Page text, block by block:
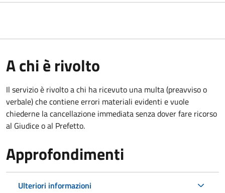
A chi è rivolto
Il servizio è rivolto a chi ha ricevuto una multa (preavviso o
verbale) che contiene errori materiali evidenti e vuole
chiederne la cancellazione immediata senza dover fare ricorso
al Giudice o al Prefetto.
Approfondimenti
Ulteriori informazioni